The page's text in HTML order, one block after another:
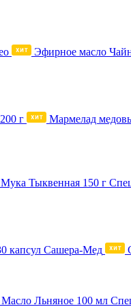
Эфирное масло
Мармелад
Мука Тыквенная 150 г
Масло Льняное 100 мл